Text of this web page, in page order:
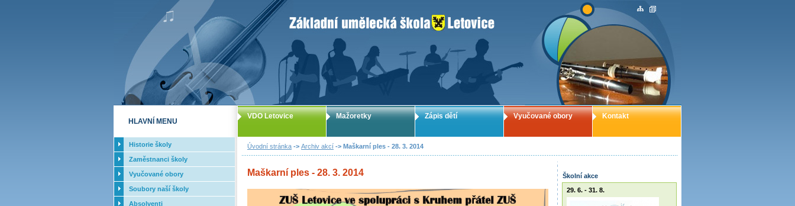
ZUŠ Letovice - Základní umělecká škola
Úvodní stránka -> Archiv akcí -> Maškarní ples - 28. 3. 2014
Maškarní ples - 28. 3. 2014
Školní akce
29. 6. - 31. 8.
VDO Letovice Mažoretky Zápis dětí Vyučované obory Kontakt
HLAVNÍ MENU
Historie školy
Zaměstnanci školy
Vyučované obory
Soubory naší školy
Absolventi